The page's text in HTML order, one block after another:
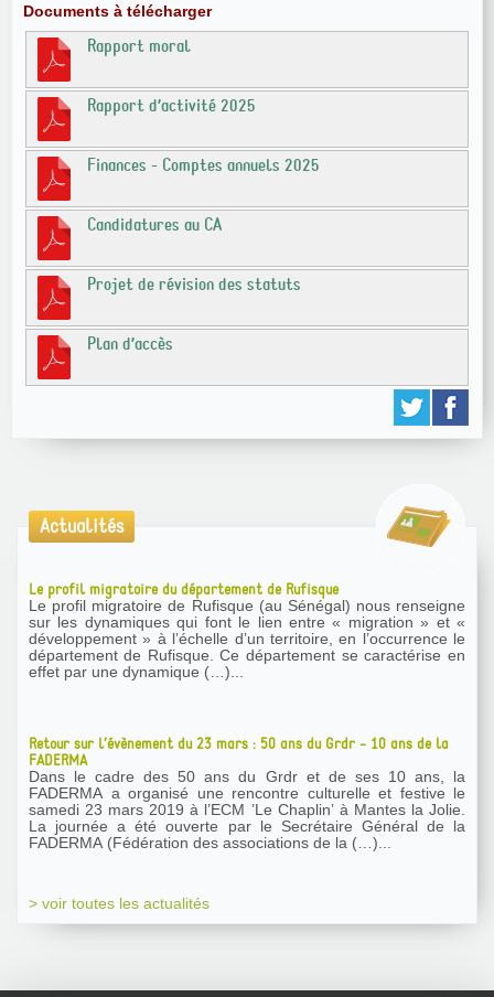
Documents à télécharger
Rapport moral
Rapport d’activité 2025
Finances - Comptes annuels 2025
Candidatures au CA
Projet de révision des statuts
Plan d’accès
Actualités
Le profil migratoire du département de Rufisque
Le profil migratoire de Rufisque (au Sénégal) nous renseigne
sur les dynamiques qui font le lien entre « migration » et «
développement » à l’échelle d’un territoire, en l’occurrence le
département de Rufisque. Ce département se caractérise en
effet par une dynamique (…)...
Retour sur l’évènement du 23 mars : 50 ans du Grdr - 10 ans de la
FADERMA
Dans le cadre des 50 ans du Grdr et de ses 10 ans, la
FADERMA a organisé une rencontre culturelle et festive le
samedi 23 mars 2019 à l’ECM ’Le Chaplin’ à Mantes la Jolie.
La journée a été ouverte par le Secrétaire Général de la
FADERMA (Fédération des associations de la (…)...
> voir toutes les actualités